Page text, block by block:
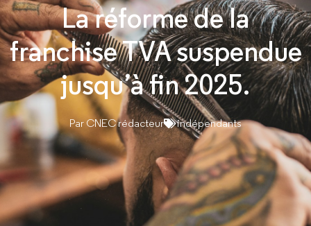
La réforme de la
franchise TVA suspendue
jusqu’à fin 2025.
ParCNEC rédacteur indépendants